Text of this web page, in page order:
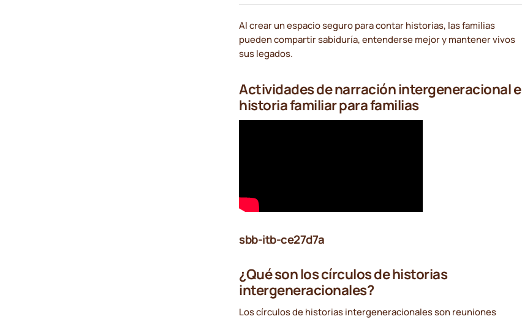
Al crear un espacio seguro para contar historias, las familias
pueden compartir sabiduría, entenderse mejor y mantener vivos
sus legados.
Actividades de narración intergeneracional e
historia familiar para familias
sbb-itb-ce27d7a
¿Qué son los círculos de historias
intergeneracionales?
Los círculos de historias intergeneracionales son reuniones